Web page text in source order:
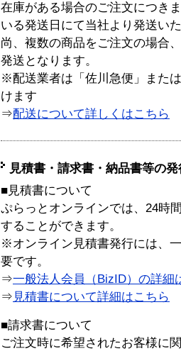
在庫がある場合のご注文につき
いる発送日にて当社より発送い
尚、複数の商品をご注文の場合
発送となります。
※配送業者は「佐川急便」また
けます
⇒配送について詳しくはこちら
見積書・請求書・納品書等の
■見積書について
ぷらっとオンラインでは、24時
することができます。
※オンライン見積書発行には、
要です。
⇒一般法人会員（BizID）の詳細
⇒ 見積書について詳細はこちら
■請求書について
ご注文時に希望されたお客様に